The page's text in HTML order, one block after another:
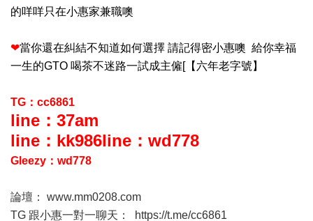
的咩咩只在小惠家兼職噢
❤當你還在糾結不知道如何選擇 請記得密小惠噢 給你幸福
一生的GTO 喝茶不迷路一試成主僱[【六年老字號】
TG：cc6861
line：37am
line：kk986line：wd778
Gleezy：wd778
論壇： www.mm0208.com
TG 跟小惠一對一聊天：
https://t.me/cc6861